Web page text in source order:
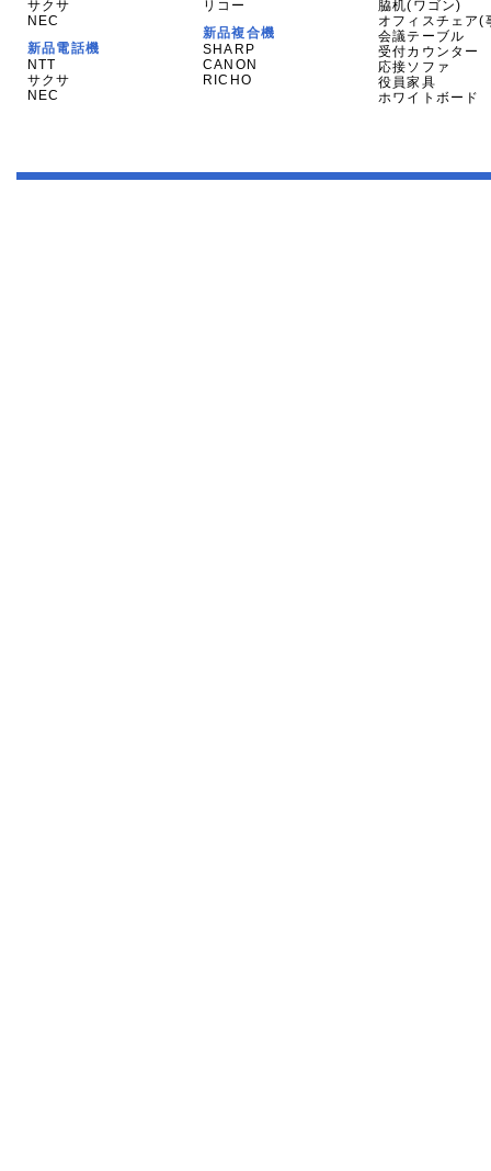
サクサ
NEC
新品電話機
NTT
サクサ
NEC
リコー
新品複合機
SHARP
CANON
RICHO
脇机(ワゴン)
オフィスチェア(
会議テーブル
受付カウンター
応接ソファ
役員家具
ホワイトボード